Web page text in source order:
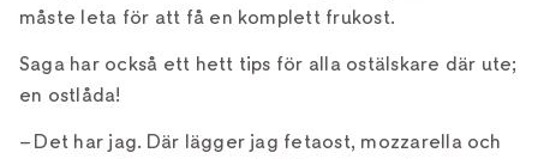
måste leta för att få en komplett frukost.
Saga har också ett hett tips för alla ostälskare där ute;
en ostlåda!
– Det har jag. Där lägger jag fetaost, mozzarella och